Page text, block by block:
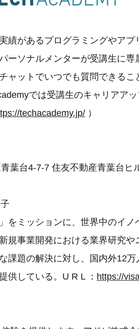
績があるプログラミングやアプ
ーソナルメンターが受講生に専
ャットでいつでも質問できるこ
では受講生のキャリアア
techacademy.jp/ ）
葉台4-7-7 住友不動産青葉台ヒ
をミッションに、世界中のイノ
規事業開発における業界研究や
課題の解決に対し、国内外12万
供している。U R L ： https://